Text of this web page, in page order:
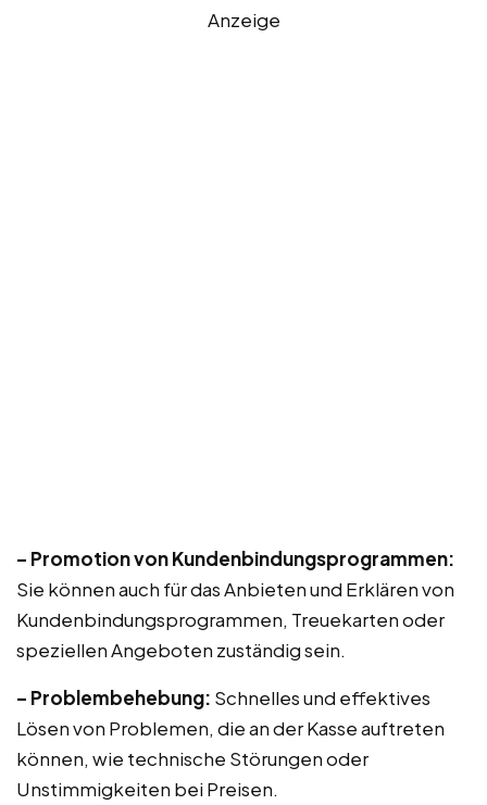
Anzeige
– Promotion von Kundenbindungsprogrammen:
Sie können auch für das Anbieten und Erklären von
Kundenbindungsprogrammen, Treuekarten oder
speziellen Angeboten zuständig sein.
– Problembehebung: Schnelles und effektives
Lösen von Problemen, die an der Kasse auftreten
können, wie technische Störungen oder
Unstimmigkeiten bei Preisen.